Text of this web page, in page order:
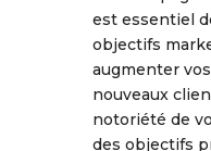
est essentiel
objectifs
augmenter
nouveaux
notoriété de
des objectifs